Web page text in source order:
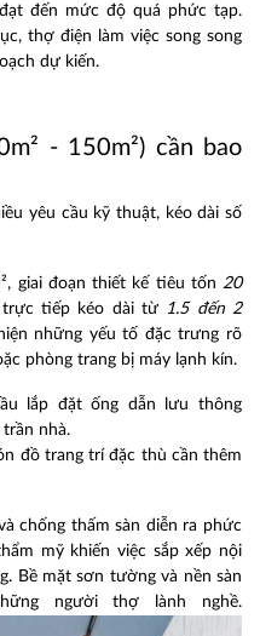
đến mức độ quá phức tạp.
thợ điện làm việc song song
dự kiến.
- 150m²) cần bao
yêu cầu kỹ thuật, kéo dài số
giai đoạn thiết kế tiêu tốn 20
tiếp kéo dài từ
1.5 đến 2
những yếu tố đặc trưng rõ
phòng trang bị máy lạnh kín.
lắp đặt ống dẫn lưu thông
nhà.
đồ trang trí đặc thù cần thêm
chống thấm sàn diễn ra phức
mỹ khiến việc sắp xếp nội
Bề mặt sơn tường và nền sàn
người thợ lành nghề.